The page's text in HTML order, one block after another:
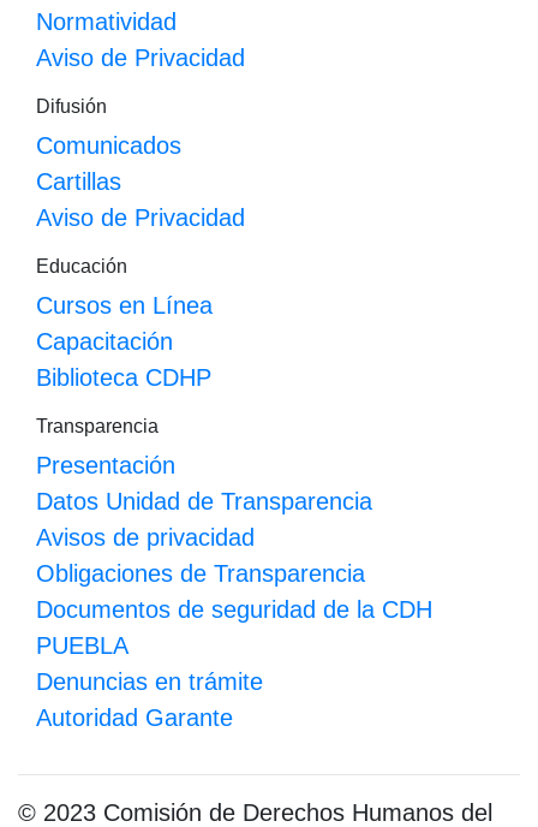
Normatividad
Aviso de Privacidad
Difusión
Comunicados
Cartillas
Aviso de Privacidad
Educación
Cursos en Línea
Capacitación
Biblioteca CDHP
Transparencia
Presentación
Datos Unidad de Transparencia
Avisos de privacidad
Obligaciones de Transparencia
Documentos de seguridad de la CDH
PUEBLA
Denuncias en trámite
Autoridad Garante
© 2023 Comisión de Derechos Humanos del